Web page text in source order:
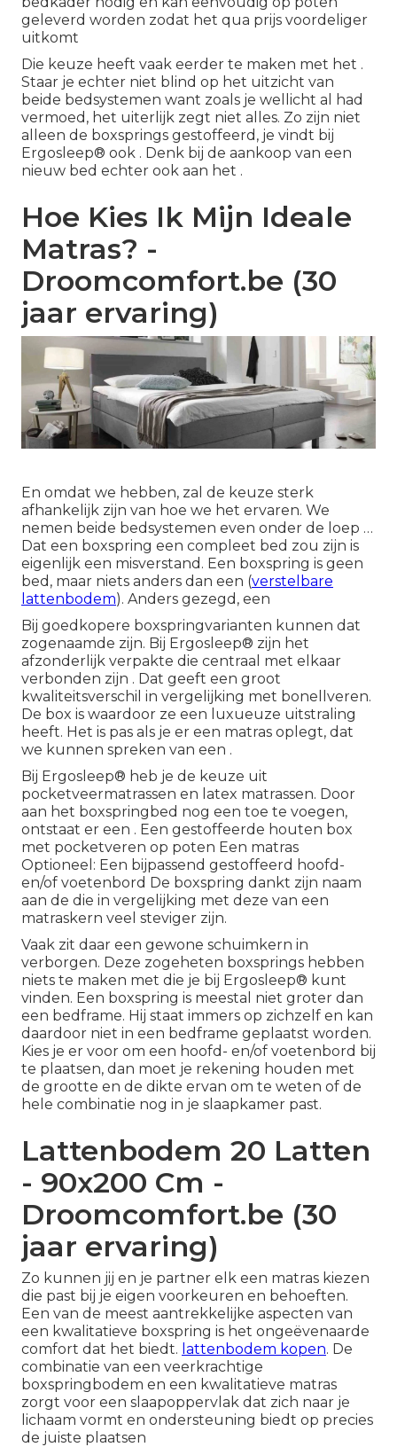
geleverd worden zodat het qua prijs voordeliger
uitkomt
Die keuze heeft vaak eerder te maken met het .
Staar je echter niet blind op het uitzicht van
beide bedsystemen want zoals je wellicht al had
vermoed, het uiterlijk zegt niet alles. Zo zijn niet
alleen de boxsprings gestoffeerd, je vindt bij
Ergosleep® ook . Denk bij de aankoop van een
nieuw bed echter ook aan het .
Hoe Kies Ik Mijn Ideale
Matras? -
Droomcomfort.be (30
jaar ervaring)
En omdat we hebben, zal de keuze sterk
afhankelijk zijn van hoe we het ervaren. We
nemen beide bedsystemen even onder de loep …
Dat een boxspring een compleet bed zou zijn is
eigenlijk een misverstand. Een boxspring is geen
bed, maar niets anders dan een (verstelbare
lattenbodem). Anders gezegd, een
Bij goedkopere boxspringvarianten kunnen dat
zogenaamde zijn. Bij Ergosleep® zijn het
afzonderlijk verpakte die centraal met elkaar
verbonden zijn . Dat geeft een groot
kwaliteitsverschil in vergelijking met bonellveren.
De box is waardoor ze een luxueuze uitstraling
heeft. Het is pas als je er een matras oplegt, dat
we kunnen spreken van een .
Bij Ergosleep® heb je de keuze uit
pocketveermatrassen en latex matrassen. Door
aan het boxspringbed nog een toe te voegen,
ontstaat er een . Een gestoffeerde houten box
met pocketveren op poten Een matras
Optioneel: Een bijpassend gestoffeerd hoofd-
en/of voetenbord De boxspring dankt zijn naam
aan de die in vergelijking met deze van een
matraskern veel steviger zijn.
Vaak zit daar een gewone schuimkern in
verborgen. Deze zogeheten boxsprings hebben
niets te maken met die je bij Ergosleep® kunt
vinden. Een boxspring is meestal niet groter dan
een bedframe. Hij staat immers op zichzelf en kan
daardoor niet in een bedframe geplaatst worden.
Kies je er voor om een hoofd- en/of voetenbord bij
te plaatsen, dan moet je rekening houden met
de grootte en de dikte ervan om te weten of de
hele combinatie nog in je slaapkamer past.
Lattenbodem 20 Latten
- 90x200 Cm -
Droomcomfort.be (30
jaar ervaring)
Zo kunnen jij en je partner elk een matras kiezen
die past bij je eigen voorkeuren en behoeften.
Een van de meest aantrekkelijke aspecten van
een kwalitatieve boxspring is het ongeëvenaarde
comfort dat het biedt. lattenbodem kopen. De
combinatie van een veerkrachtige
boxspringbodem en een kwalitatieve matras
zorgt voor een slaapoppervlak dat zich naar je
lichaam vormt en ondersteuning biedt op precies
de juiste plaatsen